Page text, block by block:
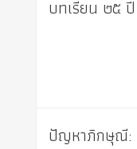
บทเรียน ๒๕
ปัญหาภิกษุณี: